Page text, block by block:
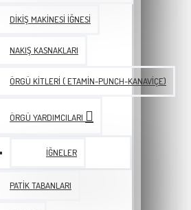
DIKIŞ MAKINESI İĞNESI
NAKIŞ KASNAKLARI
ÖRGÜ KITLERI ( ETAMIN-PUNCH-KANAVIÇE)
ÖRGÜ YARDIMCILARI
İĞNELER
PATIK TABANLARI